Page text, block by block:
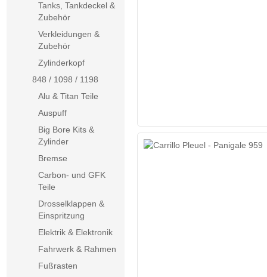
Tanks, Tankdeckel &
Zubehör
Verkleidungen &
Zubehör
Zylinderkopf
848 / 1098 / 1198
Alu & Titan Teile
Auspuff
Big Bore Kits &
Zylinder
Bremse
Carbon- und GFK
Teile
Drosselklappen &
Einspritzung
Elektrik & Elektronik
Fahrwerk & Rahmen
Fußrasten